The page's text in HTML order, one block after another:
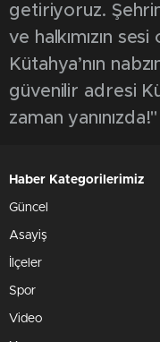
getiriyoruz.
ve halkımızın
Kütahya’nın
güvenilir adresi
zaman yanınızda!"
Haber Kategorilerimiz
Güncel
Asayiş
İlçeler
Spor
Video